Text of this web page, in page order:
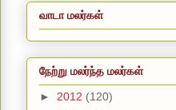
வாடா மலர்கள்
நேற்று மலர்ந்த மலர்கள்
► 2012 (120)